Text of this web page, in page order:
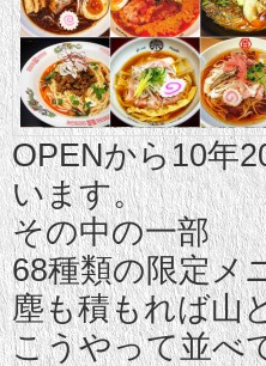
OPENから10年
います。
その中の一部
68種類の限定メ
塵も積もれば山
こうやって並べ